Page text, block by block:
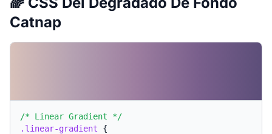
Catnap
/* Linear Gradient */
.linear-gradient {